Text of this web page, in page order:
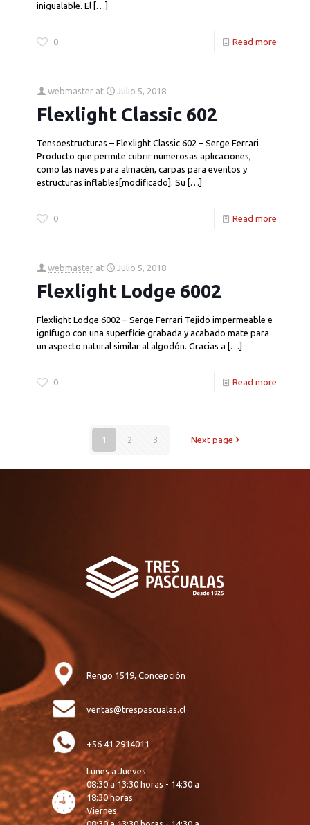
inigualable. El […]
0 Read more
webmaster at Julio 5, 2018
Flexlight Classic 602
Tensoestructuras – Flexlight Classic 602 – Serge Ferrari
Producto que permite cubrir numerosas aplicaciones,
como las naves para almacén, carpas para eventos y
estructuras inflables[modificado]. Su […]
0 Read more
webmaster at Julio 5, 2018
Flexlight Lodge 6002
Flexlight Lodge 6002 – Serge Ferrari Tejido impermeable e
ignífugo con una superficie grabada y acabado mate para
un aspecto natural similar al algodón. Gracias a […]
0 Read more
1 2 3 Next page
Rengo 1519, Concepción
ventas@trespascualas.cl
+56 41 2914011
Lunes a Jueves
08:30 a 13:30 horas - 14:30 a
18:30 horas
Viernes